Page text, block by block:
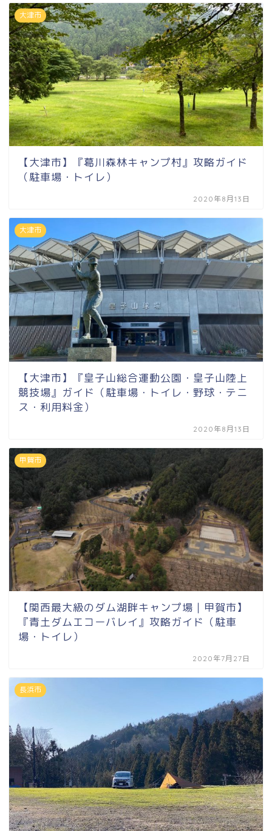
大津市
【大津市】『葛川森林キャンプ村』攻略ガイド
（駐車場・トイレ）
2020年8月13日
大津市
【大津市】『皇子山総合運動公園・皇子山陸上
競技場』ガイド（駐車場・トイレ・野球・テニ
ス・利用料金）
2020年8月13日
甲賀市
【関西最大級のダム湖畔キャンプ場｜甲賀市】
『青土ダムエコーバレイ』攻略ガイド（駐車
場・トイレ）
2020年7月27日
長浜市